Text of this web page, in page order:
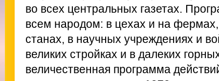
во всех центральных газетах.
всем народом: в цехах и на
станах, в научных учреждениях и
великих стройках и в далеких
величественная программа